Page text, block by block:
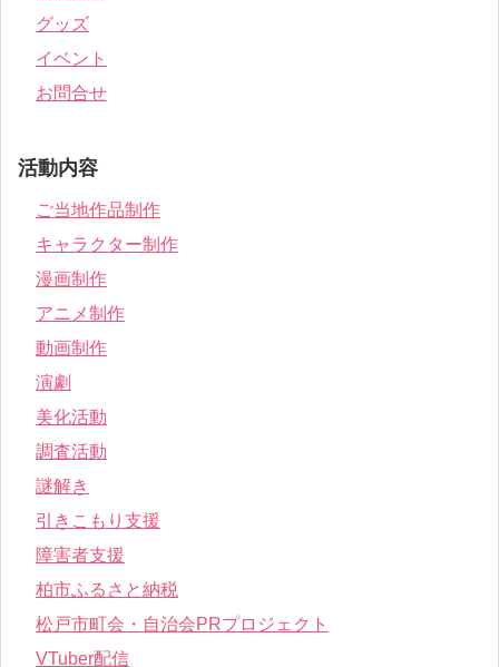
グッズ
イベント
お問合せ
活動内容
ご当地作品制作
キャラクター制作
漫画制作
アニメ制作
動画制作
演劇
美化活動
調査活動
謎解き
引きこもり支援
障害者支援
柏市ふるさと納税
松戸市町会・自治会PRプロジェクト
VTuber配信